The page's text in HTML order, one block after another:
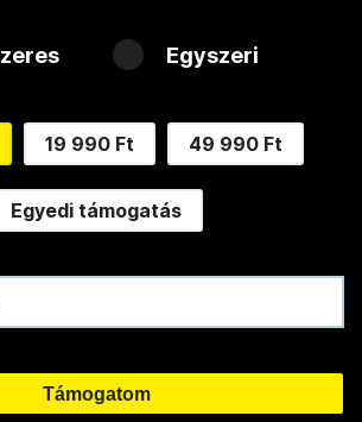
Egyszeri
19 990 Ft 49 990 Ft
Egyedi támogatás